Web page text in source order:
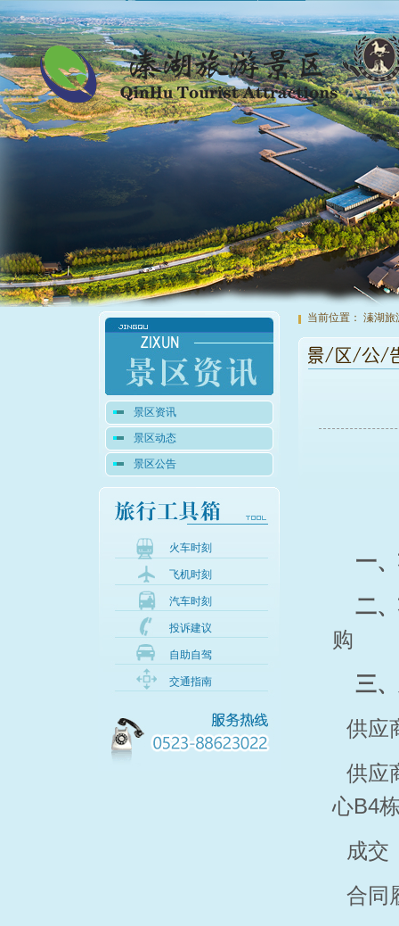
景区资讯
景区动态
景区公告
火车时刻
飞机时刻
汽车时刻
投诉建议
自助自驾
交通指南
当前位置： 溱湖旅
一
二、
购
三、
供应
供应
心B4
成交
合同